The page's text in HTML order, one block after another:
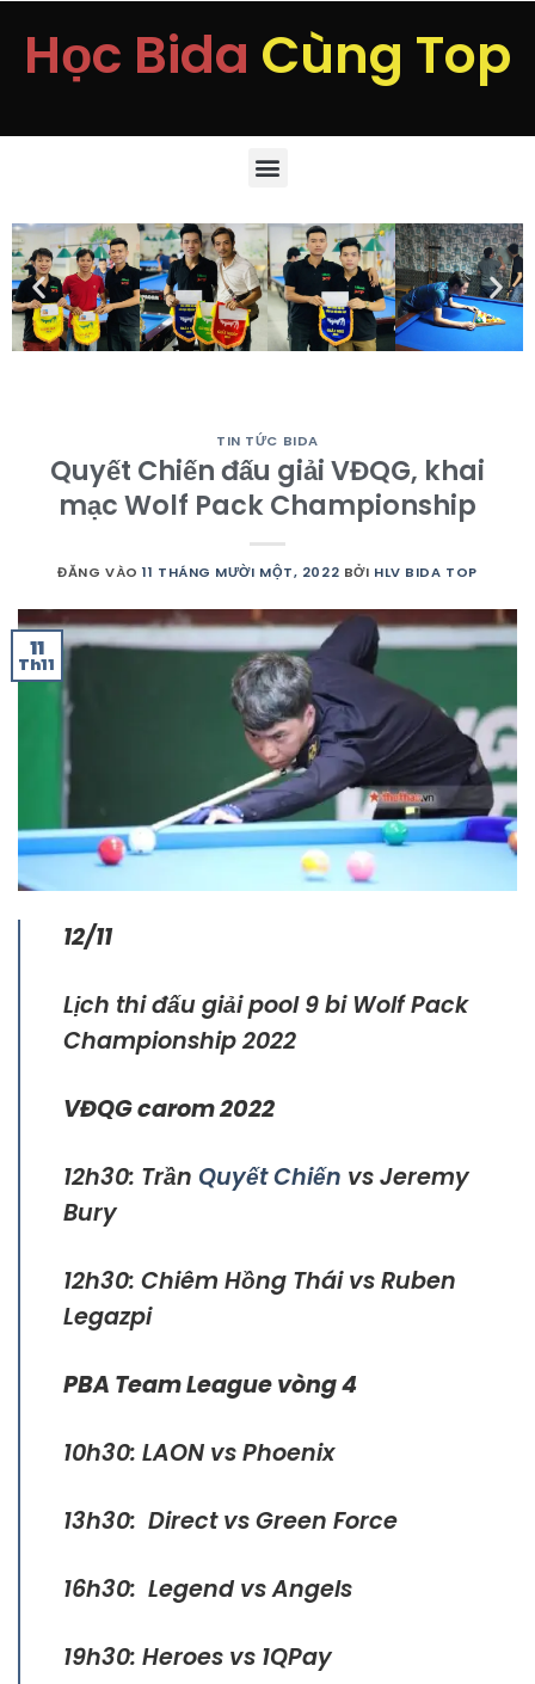
Học Bida Cùng Top
TIN TỨC BIDA
Quyết Chiến đấu giải VĐQG, khai
mạc Wolf Pack Championship
ĐĂNG VÀO11 THÁNG MƯỜI MỘT, 2022 BỞI HLV BIDA TOP
11
Th11
12/11
Lịch thi đấu giải pool 9 bi Wolf Pack
Championship 2022
VĐQG carom 2022
12h30: Trần Quyết Chiến vs Jeremy
Bury
12h30: Chiêm Hồng Thái vs Ruben
Legazpi
PBA Team League vòng 4
10h30: LAON vs Phoenix
13h30: Direct vs Green Force
16h30: Legend vs Angels
19h30: Heroes vs 1QPay